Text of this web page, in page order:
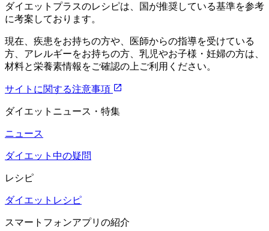
ダイエットプラスのレシピは、国が推奨している基準を参考
に考案しております。
現在、疾患をお持ちの方や、医師からの指導を受けている
方、アレルギーをお持ちの方、乳児やお子様・妊婦の方は、
材料と栄養素情報をご確認の上ご利用ください。
サイトに関する注意事項
ダイエットニュース・特集
ニュース
ダイエット中の疑問
レシピ
ダイエットレシピ
スマートフォンアプリの紹介